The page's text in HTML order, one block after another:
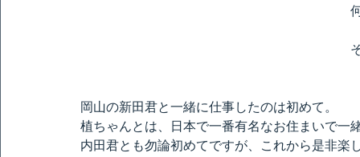
岡山の新田君と一緒に仕事したのは初めて。
植ちゃんとは、日本で一番有名なお住まいで一
内田君とも勿論初めてですが、これから是非楽